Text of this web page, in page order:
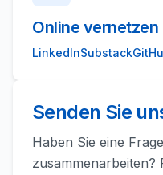
Online vernetzen
LinkedInSubstack
Senden Sie
Haben Sie eine
zusammenarbeiten?